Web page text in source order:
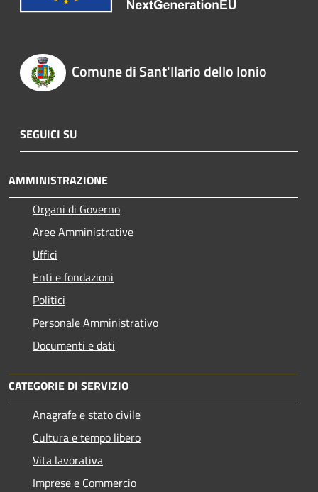
Comune di Sant'Ilario dello Ionio
SEGUICI SU
AMMINISTRAZIONE
Organi di Governo
Aree Amministrative
Uffici
Enti e fondazioni
Politici
Personale Amministrativo
Documenti e dati
CATEGORIE DI SERVIZIO
Anagrafe e stato civile
Cultura e tempo libero
Vita lavorativa
Imprese e Commercio